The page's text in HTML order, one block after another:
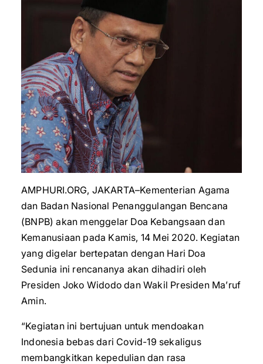
AMPHURI.ORG, JAKARTA–Kementerian Agama
dan Badan Nasional Penanggulangan Bencana
(BNPB) akan menggelar Doa Kebangsaan dan
Kemanusiaan pada Kamis, 14 Mei 2020. Kegiatan
yang digelar bertepatan dengan Hari Doa
Sedunia ini rencananya akan dihadiri oleh
Presiden Joko Widodo dan Wakil Presiden Ma’ruf
Amin.
“Kegiatan ini bertujuan untuk mendoakan
Indonesia bebas dari Covid-19 sekaligus
membangkitkan kepedulian dan rasa